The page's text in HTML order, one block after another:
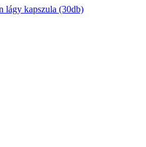
kapszula (30db)